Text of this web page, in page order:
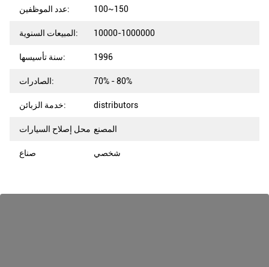
عدد الموظفين: 100~150
المبيعات السنوية: 10000-1000000
سنة تأسيسها: 1996
الصادرات: 70% - 80%
خدمة الزبائن: distributors
محل إصلاح السيارات المصنع
صناع شخصي